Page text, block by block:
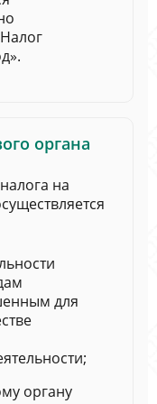
органа
на
для
органу